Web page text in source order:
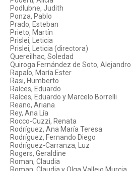
Podlubne, Judith
Ponza, Pablo
Prado, Esteban
Prieto, Martín
Prislei, Leticia
Prislei, Leticia (directora)
Quereilhac, Soledad
Quiroga Fernández de Soto, Alejandro
Rapalo, María Ester
Rasi, Humberto
Raíces, Eduardo
Raíces, Eduardo y Marcelo Borrelli
Reano, Ariana
Rey, Ana Lía
Rocco-Cuzzi, Renata
Rodríguez, Ana María Teresa
Rodríguez, Fernando Diego
Rodríguez-Carranza, Luz
Rogers, Geraldine
Roman, Claudia